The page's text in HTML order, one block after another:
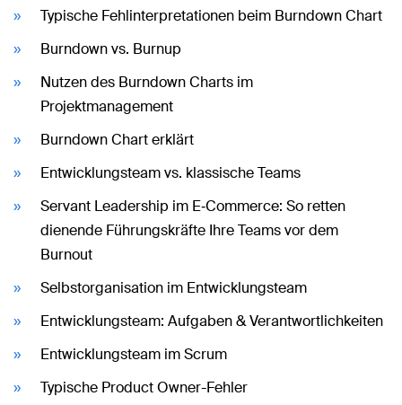
Typische Fehlinterpretationen beim Burndown Chart
Burndown vs. Burnup
Nutzen des Burndown Charts im
Projektmanagement
Burndown Chart erklärt
Entwicklungsteam vs. klassische Teams
Servant Leadership im E‑Commerce: So retten
dienende Führungskräfte Ihre Teams vor dem
Burnout
Selbstorganisation im Entwicklungsteam
Entwicklungsteam: Aufgaben & Verantwortlichkeiten
Entwicklungsteam im Scrum
Typische Product Owner-Fehler